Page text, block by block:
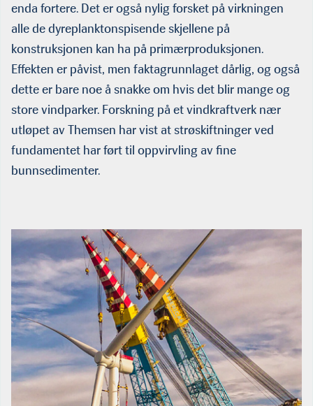
enda fortere. Det er også nylig forsket på virkningen
alle de dyreplanktonspisende skjellene på
konstruksjonen kan ha på pri­mærproduksjonen.
Effekten er påvist, men faktagrunnlaget dårlig, og også
dette er bare noe å snakke om hvis det blir mange og
store vindparker. Forskning på et vindkraftverk nær
utløpet av Themsen har vist at strøskiftninger ved
fundamentet har ført til oppvirvling av fine
bunnsedimenter.